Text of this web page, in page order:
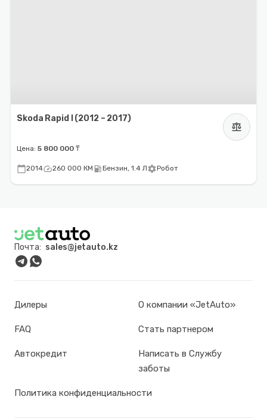
Skoda Rapid I (2012 – 2017)
balance
Цена: 5 800 000 ₸
calendar_today2014speed260 000 КМ local_gas_stationБензин, 1.4 ЛsettingsРобот
Почта: sales@jetauto.kz
Дилеры О компании «JetAuto»
FAQ Стать партнером
Автокредит
Написать в Службу
заботы
Политика конфиденциальности